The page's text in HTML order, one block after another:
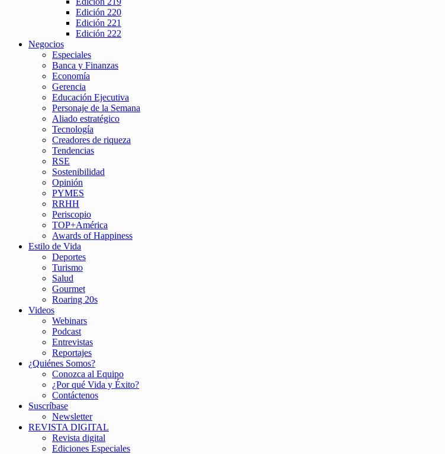
Edición 220
Edición 221
Edición 222
Negocios
Especiales
Banca y Finanzas
Economía
Gerencia
Educación Ejecutiva
Personaje de la Semana
Aliado estratégico
Tecnología
Creadores de riqueza
Tendencias
RSE
Sostenibilidad
Opinión
PYMES
RRHH
Periscopio
TOP+América
Awards of Happiness
Estilo de Vida
Deportes
Turismo
Salud
Gourmet
Roaring 20s
Videos
Webinars
Podcast
Entrevistas
Reportajes
¿Quiénes Somos?
Conozca al Equipo
¿Por qué Vida y Éxito?
Contáctenos
Suscríbase
Newsletter
REVISTA DIGITAL
Revista digital
Ediciones Especiales